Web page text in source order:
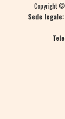
Copyright ©
Sede legale: